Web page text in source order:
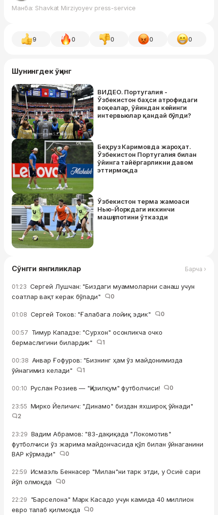
Манба: Shavkat Mirziyoyev press-service
9 0 0 0 0
Шунингдек ўқинг
ВИДЕО. Португалия -
Ўзбекистон баҳси атрофидаги
воқеалар, ўйиндан кейинги
интервьюлар қандай бўлди?
Беҳруз Каримовда жароҳат.
Ўзбекистон Португалия билан
ўйинга тайёргарликни давом
эттирмоқда
Ўзбекистон терма жамоаси
Нью-Йоркдаги иккинчи
машғулотини ўтказди
Сўнгги янгиликлар Барча ›
01:23 Сергей Лушчан: "Биздаги муаммоларни санаш учун
соатлар вақт керак бўлади"
0
01:08 Сергей Токов: "Ғалабага лойиқ эдик" 0
00:57 Тимур Кападзе: "Сурхон" осонликча очко
бермаслигини билардик"
1
00:38 Анвар Ғофуров: "Бизнинг ҳам ўз майдонимизда
ўйнагимиз келади"
1
00:10 Руслан Розиев — "Қизилқум" футболчиси! 0
23:55 Мирко Йеличич: "Динамо" биздан яхшироқ ўйнади"
2
23:29 Вадим Абрамов: "83-дақиқада "Локомотив"
футболчиси ўз жарима майдончасида қўл билан ўйнаганини
ВАР кўрмади"
0
22:59 Исмаэль Беннасер "Милан"ни тарк этди, у Осиё сари
йўл олмоқда
0
22:29 "Барселона" Марк Касадо учун камида 40 миллион
евро талаб қилмоқда
0